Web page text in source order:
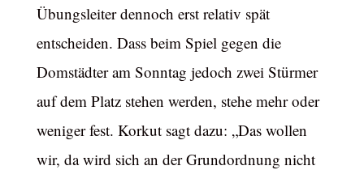
Übungsleiter dennoch erst relativ spät
entscheiden. Dass beim Spiel gegen die
Domstädter am Sonntag jedoch zwei Stürmer
auf dem Platz stehen werden, stehe mehr oder
weniger fest. Korkut sagt dazu: „Das wollen
wir, da wird sich an der Grundordnung nicht